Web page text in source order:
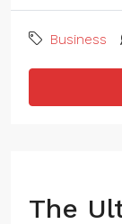
Business
The